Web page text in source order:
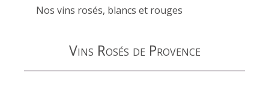
Nos vins rosés, blancs et rouges
Vins Rosés de Provence